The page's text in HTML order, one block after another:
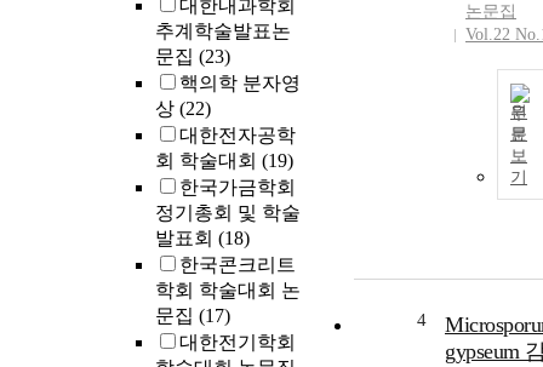
대한내과학회
추계학술발표논
문집 (23)
핵의학 분자영
상 (22)
대한전자공학
회 학술대회 (19)
한국가금학회
정기총회 및 학술
발표회 (18)
한국콘크리트
학회 학술대회 논
문집 (17)
대한전기학회
논문집
Vol.22
원
문
보
기
4
gypseum